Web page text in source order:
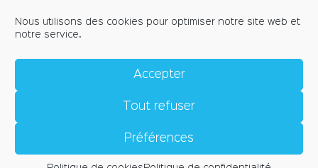
Nous utilisons des cookies pour optimiser notre site web et
notre service.
Accepter
Tout refuser
Préférences
POLITIQUE DE CONFIDENTIALITÉ
CONTACT
Place de l'Église, 56190 ARZAL